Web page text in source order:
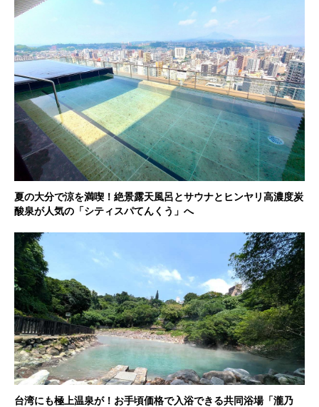
夏の大分で涼を満喫！絶景露天風呂とサウナとヒンヤリ高濃度炭
酸泉が人気の「シティスパてんくう」へ
台湾にも極上温泉が！お手頃価格で入浴できる共同浴場「瀧乃